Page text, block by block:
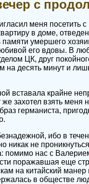
с
меня
в доме,
памяти умершего
его вдовы. В
ЦК, друг
десять минут и
вставала крайне
захотел взять меня
германиста,
ибо в
никак не
помимо нас с
поражавшая еще
на китайский
в обществе